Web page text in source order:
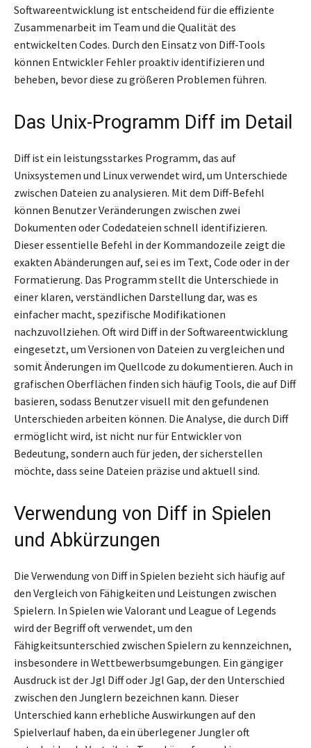
Softwareentwicklung ist entscheidend für die effiziente
Zusammenarbeit im Team und die Qualität des
entwickelten Codes. Durch den Einsatz von Diff-Tools
können Entwickler Fehler proaktiv identifizieren und
beheben, bevor diese zu größeren Problemen führen.
Das Unix-Programm Diff im Detail
Diff ist ein leistungsstarkes Programm, das auf
Unixsystemen und Linux verwendet wird, um Unterschiede
zwischen Dateien zu analysieren. Mit dem Diff-Befehl
können Benutzer Veränderungen zwischen zwei
Dokumenten oder Codedateien schnell identifizieren.
Dieser essentielle Befehl in der Kommandozeile zeigt die
exakten Abänderungen auf, sei es im Text, Code oder in der
Formatierung. Das Programm stellt die Unterschiede in
einer klaren, verständlichen Darstellung dar, was es
einfacher macht, spezifische Modifikationen
nachzuvollziehen. Oft wird Diff in der Softwareentwicklung
eingesetzt, um Versionen von Dateien zu vergleichen und
somit Änderungen im Quellcode zu dokumentieren. Auch in
grafischen Oberflächen finden sich häufig Tools, die auf Diff
basieren, sodass Benutzer visuell mit den gefundenen
Unterschieden arbeiten können. Die Analyse, die durch Diff
ermöglicht wird, ist nicht nur für Entwickler von
Bedeutung, sondern auch für jeden, der sicherstellen
möchte, dass seine Dateien präzise und aktuell sind.
Verwendung von Diff in Spielen
und Abkürzungen
Die Verwendung von Diff in Spielen bezieht sich häufig auf
den Vergleich von Fähigkeiten und Leistungen zwischen
Spielern. In Spielen wie Valorant und League of Legends
wird der Begriff oft verwendet, um den
Fähigkeitsunterschied zwischen Spielern zu kennzeichnen,
insbesondere in Wettbewerbsumgebungen. Ein gängiger
Ausdruck ist der Jgl Diff oder Jgl Gap, der den Unterschied
zwischen den Junglern bezeichnen kann. Dieser
Unterschied kann erhebliche Auswirkungen auf den
Spielverlauf haben, da ein überlegener Jungler oft